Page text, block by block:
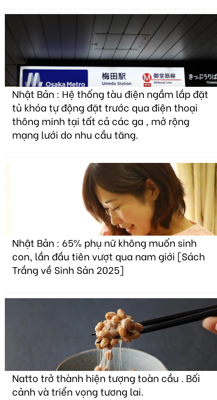
Nhật Bản : Hệ thống tàu điện ngầm lắp đặt
tủ khóa tự động đặt trước qua điện thoại
thông minh tại tất cả các ga , mở rộng
mạng lưới do nhu cầu tăng.
Nhật Bản : 65% phụ nữ không muốn sinh
con, lần đầu tiên vượt qua nam giới [Sách
Trắng về Sinh Sản 2025]
Natto trở thành hiện tượng toàn cầu . Bối
cảnh và triển vọng tương lai.